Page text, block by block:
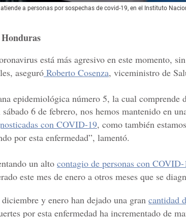
a personas por sospechas de covid-19, en el Instituto
está más agresivo en este momento,
aseguró Roberto Cosenza, viceministro de
epidemiológica número 5, la cual comprende
sábado 6 de febrero, nos hemos mantenido en
con COVID-19, como también
por esta enfermedad”, lamentó.
un alto contagio de personas con
este mes de enero a otros meses que se
y enero han dejado una gran cantidad
por esta enfermedad ha incrementado de